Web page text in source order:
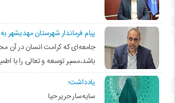
پیام فرماندار شهرستان مهدیشهر
جامعه‌ای که کرامت انسان در آن
باشد،مسیر توسعه و تعالی را با
یادداشت؛
سایه‌سار حریر حیا